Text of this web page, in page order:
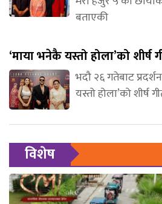
बताएकी
‘माया भनेकै यस्तो होला’को शीर्ष
भदौ २६ गतेबाट
यस्तो होला’को शीर्ष
विशेष